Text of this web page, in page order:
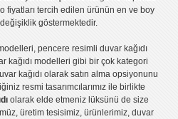
fiyatlarıtercih edilen ürünün en ve boy
göstermektedir.
,pencere resimli duvar kağıdı
kağıdı modelleri gibi bir çok kategori
kağıdı olarak satın alma opsiyonunu
resmi tasarımcılarımız ile birlikte
olarak elde etmeniz lüksünü de size
üretim tesisimiz, ürünlerimiz, duvar